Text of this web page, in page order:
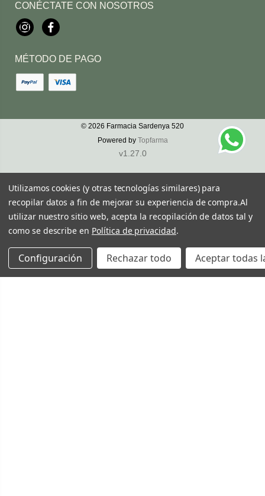
CONÉCTATE CON NOSOTROS
InstagramFacebook
MÉTODO DE PAGO
© 2026 Farmacia Sardenya 520
Powered by Topfarma
v1.27.0
Utilizamos cookies (y otras tecnologías similares) para
recopilar datos a fin de mejorar su experiencia de compra.Al
utilizar nuestro sitio web, acepta la recopilación de datos tal y
como se describe en Política de privacidad.
Configuración Rechazar todo Aceptar todas